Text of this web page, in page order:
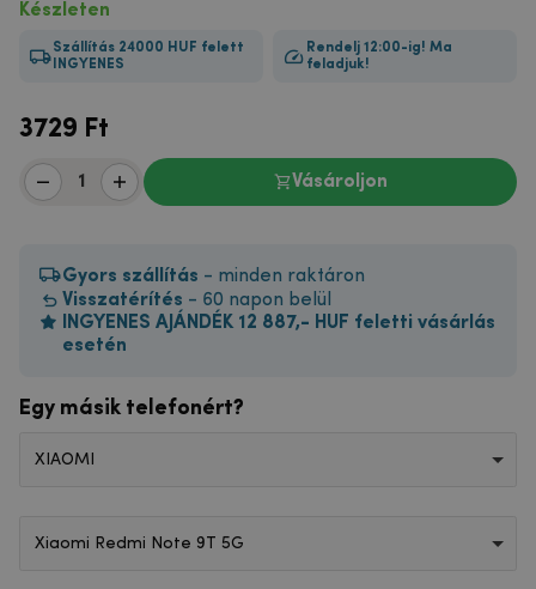
Készleten
Szállítás 24000 HUF felett
INGYENES
Rendelj 12:00-ig! Ma
feladjuk!
3729 Ft
Vásároljon
Gyors szállítás - minden raktáron
Visszatérítés - 60 napon belül
INGYENES AJÁNDÉK 12 887,- HUF feletti vásárlás
esetén
Egy másik telefonért?
XIAOMI
Xiaomi Redmi Note 9T 5G